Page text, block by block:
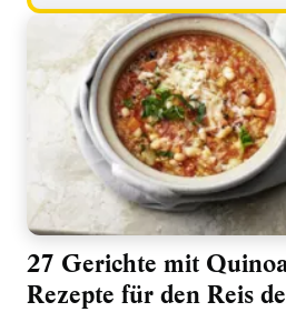
27 Gerichte mit
Rezepte für den Reis